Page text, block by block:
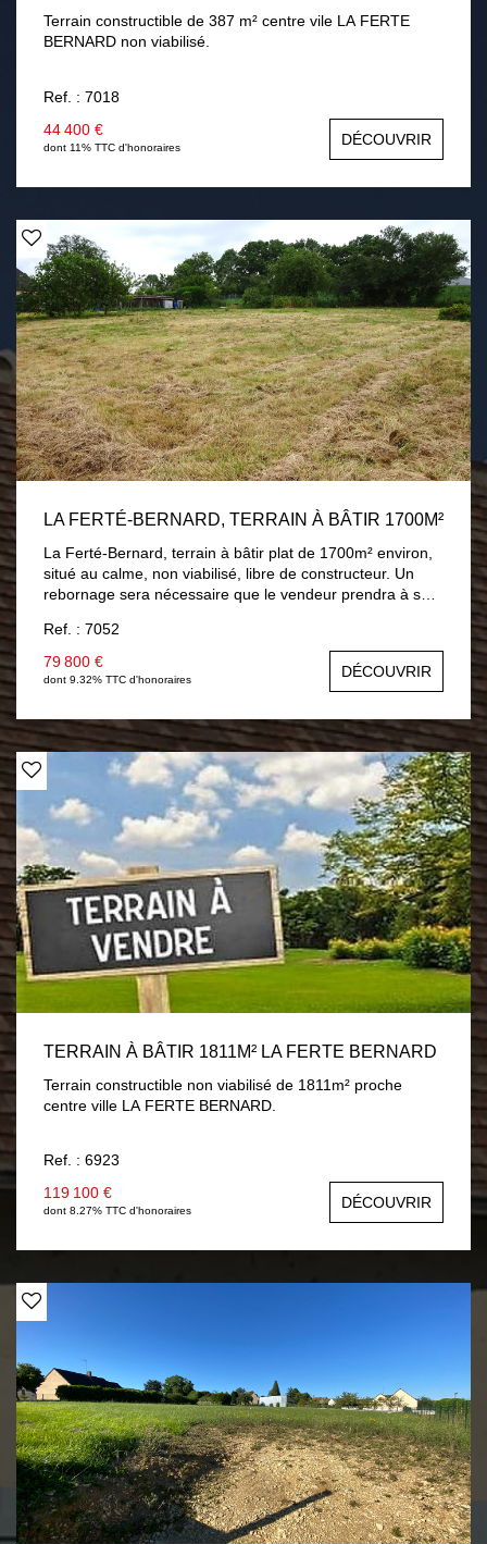
Terrain constructible de 387 m² centre vile LA FERTE
BERNARD non viabilisé.
Ref. : 7018
44 400 €
dont 11% TTC d'honoraires DÉCOUVRIR
LA FERTÉ-BERNARD, TERRAIN À BÂTIR 1700M²
La Ferté-Bernard, terrain à bâtir plat de 1700m² environ,
situé au calme, non viabilisé, libre de constructeur. Un
rebornage sera nécessaire que le vendeur prendra à sa
Ref. : 7052
79 800 €
dont 9.32% TTC d'honoraires DÉCOUVRIR
TERRAIN À BÂTIR 1811M² LA FERTE BERNARD
Terrain constructible non viabilisé de 1811m² proche
centre ville LA FERTE BERNARD.
Ref. : 6923
119 100 €
dont 8.27% TTC d'honoraires DÉCOUVRIR